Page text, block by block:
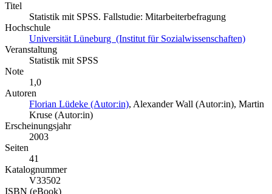
Titel
Statistik mit SPSS. Fallstudie: Mitarbeiterbefragung
Hochschule
Universität Lüneburg (Institut für Sozialwissenschaften)
Veranstaltung
Statistik mit SPSS
Note
1,0
Autoren
Florian Lüdeke (Autor:in), Alexander Wall (Autor:in), Martin
Kruse (Autor:in)
Erscheinungsjahr
2003
Seiten
41
Katalognummer
V33502
ISBN (eBook)